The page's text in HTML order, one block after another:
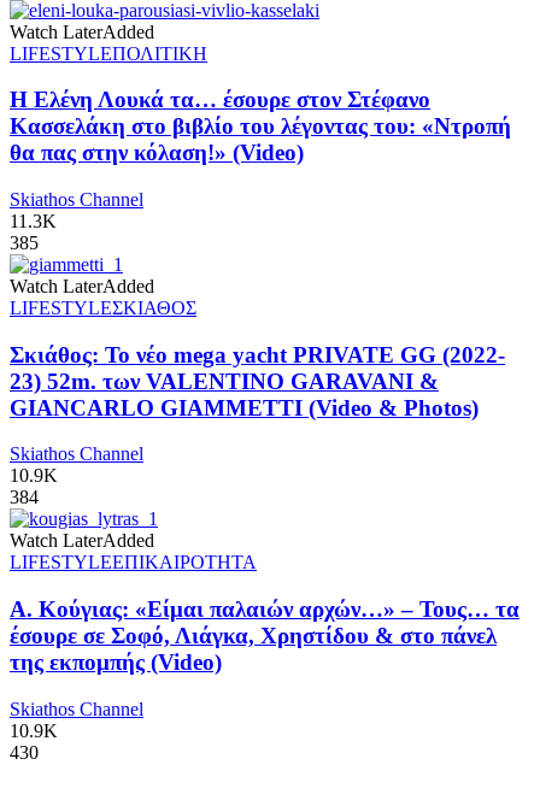
Watch LaterAdded
LIFESTYLEΠΟΛΙΤΙΚΗ
Η Ελένη Λουκά τα… έσουρε στον Στέφανο
Κασσελάκη στο βιβλίο του λέγοντας του: «Ντροπή
θα πας στην κόλαση!» (Video)
Skiathos Channel
11.3K
385
Watch LaterAdded
LIFESTYLEΣΚΙΑΘΟΣ
Σκιάθος: Το νέο mega yacht PRIVATE GG (2022-
23) 52m. των VALENTINO GARAVANI &
GIANCARLO GIAMMETTI (Video & Photos)
Skiathos Channel
10.9K
384
Watch LaterAdded
LIFESTYLEΕΠΙΚΑΙΡΟΤΗΤΑ
Α. Κούγιας: «Είμαι παλαιών αρχών…» – Τους… τα
έσουρε σε Σοφό, Λιάγκα, Χρηστίδου & στο πάνελ
της εκπομπής (Video)
Skiathos Channel
10.9K
430